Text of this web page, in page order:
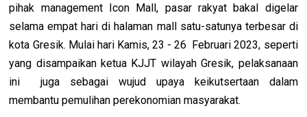
pihak management Icon Mall, pasar rakyat bakal digelar
selama empat hari di halaman mall satu-satunya terbesar di
kota Gresik. Mulai hari Kamis, 23 - 26 Februari 2023, seperti
yang disampaikan ketua KJJT wilayah Gresik, pelaksanaan
ini juga sebagai wujud upaya keikutsertaan dalam
membantu pemulihan perekonomian masyarakat.